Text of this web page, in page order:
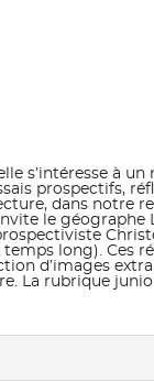
s’intéresse à
prospectifs,
dans notre
le géographe
long). Ces
d’images
La rubrique